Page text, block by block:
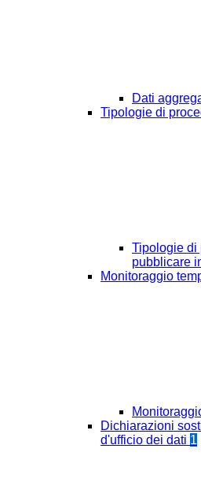
Dati
Tipologie di
Tipologie di
pubblicare
Monitoraggio
Dichiarazioni
d'ufficio dei dati 1